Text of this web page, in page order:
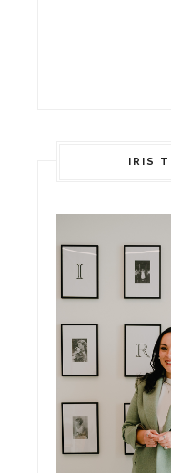
IRIS